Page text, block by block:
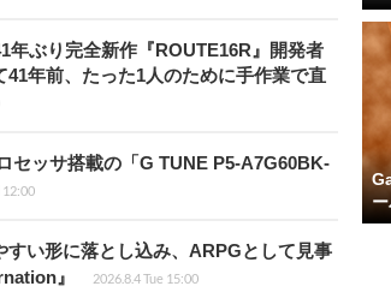
ぶり完全新作『ROUTE16R』開発者
年前、たった1人のために手作業で直
ッサ搭載の「G TUNE P5-A7G60BK-
12:00
すい形に落とし込み、ARPGとして見事
』
2026.8.4 Tue 15:00